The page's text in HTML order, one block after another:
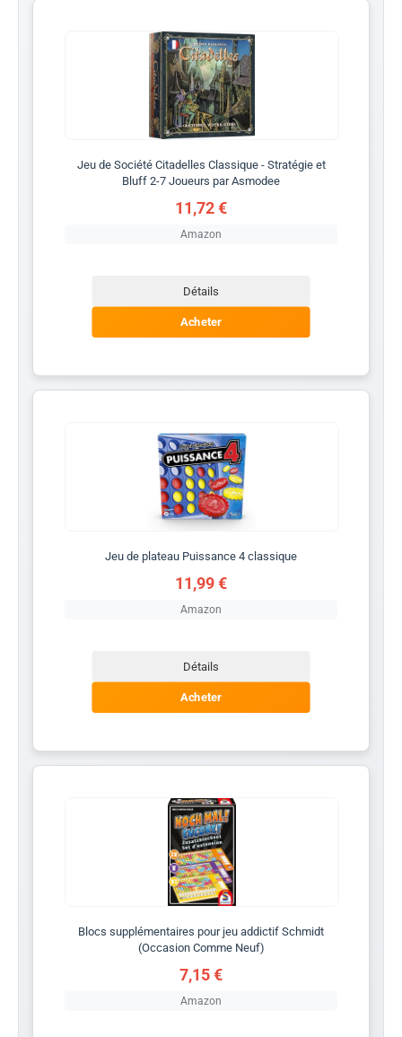
Jeu de Société Citadelles Classique - Stratégie et
Bluff 2-7 Joueurs par Asmodee
11,72 €
Amazon
Détails
Acheter
Jeu de plateau Puissance 4 classique
11,99 €
Amazon
Détails
Acheter
Blocs supplémentaires pour jeu addictif Schmidt
(Occasion Comme Neuf)
7,15 €
Amazon